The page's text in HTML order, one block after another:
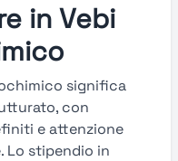
in Vebi
significa
con
e attenzione
Lo stipendio in